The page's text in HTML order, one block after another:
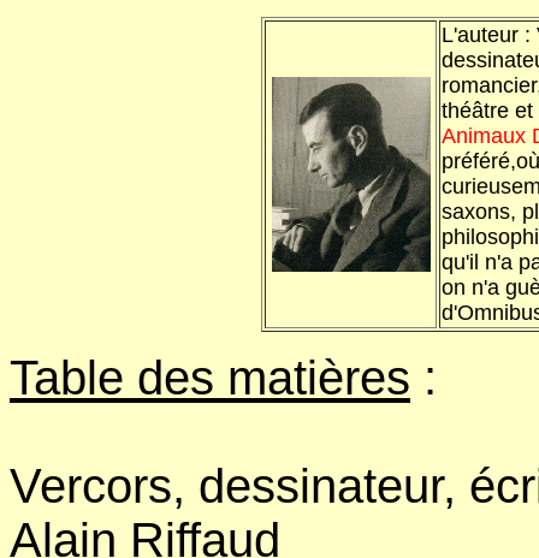
L'auteur :
théâtre
Animaux
saxons,
qu'il n'a
on n'a
Table des matières :
Vercors, dessinateur,
Alain Riffaud